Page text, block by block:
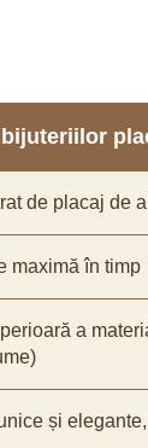
de placaj de
maximă în timp
a
și